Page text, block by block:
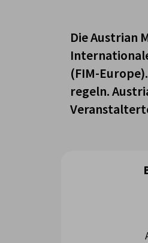
Die Austrian
(FIM-
regeln.